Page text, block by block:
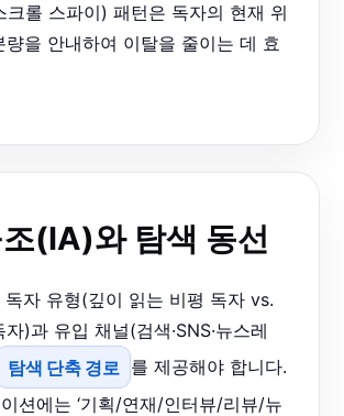
크롤 스파이) 패턴은 독자의 현재 위
량을 안내하여 이탈을 줄이는 데 효
(IA)와 탐색 동선
독자 유형(깊이 읽는 비평 독자 vs.
)과 유입 채널(검색·SNS·뉴스레
탐색 단축 경로 를 제공해야 합니다.
션에는 ‘기획/연재/인터뷰/리뷰/뉴